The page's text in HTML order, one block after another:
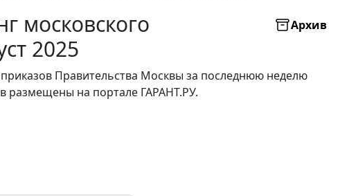
московского
2025
Архив
Правительства Москвы за последнюю неделю
размещены на портале ГАРАНТ.РУ.